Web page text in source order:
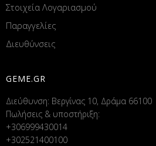
Στοιχεία Λογαριασμού
Παραγγελίες
Διευθύνσεις
GEME.GR
Διεύθυνση: Βεργίνας 10, Δράμα 66100
Πωλήσεις & υποστήριξη:
+306999430014
+302521400100